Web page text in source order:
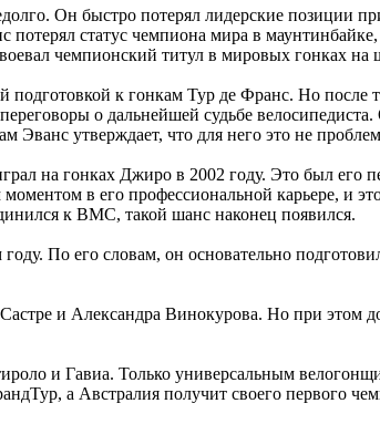
Он быстро потерял лидерские позиции
статус чемпиона мира в
чемпионский титул в мировых гонках на
к гонкам Тур де Франс. Но после
о дальнейшей судьбе
Эванс утверждает, что для него это не
на гонках Джиро в 2002 году. Это был его
в его профессиональной карьере, и
к ВМС, такой шанс наконец появился.
По его словам, он основательно
и Александра Винокурова. Но при этом
и Гавиа. Только универсальным
а Австралия получит своего первого